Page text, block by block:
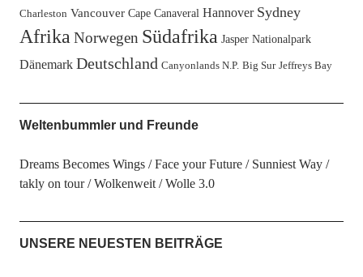
Charleston Vancouver Cape Canaveral Hannover Sydney
Afrika Norwegen Südafrika Jasper Nationalpark
Dänemark Deutschland Canyonlands N.P. Big Sur Jeffreys Bay
Weltenbummler und Freunde
Dreams Becomes Wings Face your Future
Sunniest Way
takly on tour
Wolkenweit Wolle 3.0
UNSERE NEUESTEN BEITRÄGE